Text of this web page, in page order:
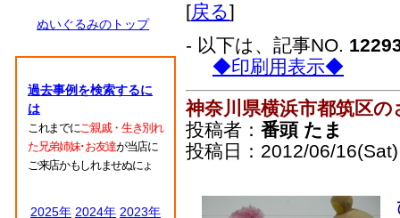
ぬいぐるみのトップ
過去事例を検索するに
は
これまでにご親戚・生き別れ
た兄弟姉妹･お友達が当店に
ご来店かもしれませぬにょ
2025年 2024年 2023年
[戻る]
- 以下は、記事NO.
◆印刷用表示◆
神奈川県横浜市都筑区
投稿者： 番頭 たま
投稿日：2012/06/